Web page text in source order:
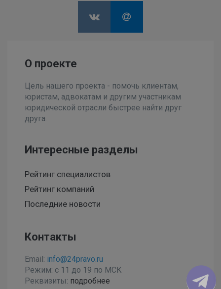
О проекте
Цель нашего проекта - помочь клиентам,
юристам, адвокатам и другим участникам
юридической отрасли быстрее найти друг
друга.
Интересные разделы
Рейтинг специалистов
Рейтинг компаний
Последние новости
Контакты
Email: info@24pravo.ru
Режим: с 11 до 19 по МСК
Реквизиты: подробнее